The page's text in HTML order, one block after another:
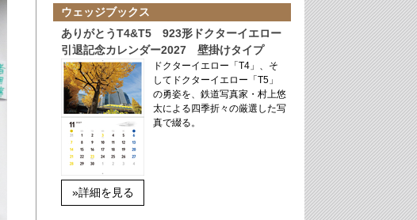
ウェッジブックス
ありがとうT4&T5 923形ドクターイエロー
引退記念カレンダー2027 壁掛けタイプ
»詳細を見る
ドクターイエロー「T4」、そ
してドクターイエロー「T5」
の勇姿を、鉄道写真家・村上悠
太による四季折々の厳選した写
真で綴る。